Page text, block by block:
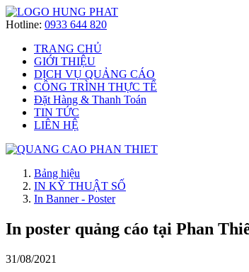
Hotline: 0933 644 820
TRANG CHỦ
GIỚI THIỆU
DỊCH VỤ QUẢNG CÁO
CÔNG TRÌNH THỰC TẾ
Đặt Hàng & Thanh Toán
TIN TỨC
LIÊN HỆ
Bảng hiệu
IN KỸ THUẬT SỐ
In Banner - Poster
In poster quảng cáo tại Phan
31/08/2021